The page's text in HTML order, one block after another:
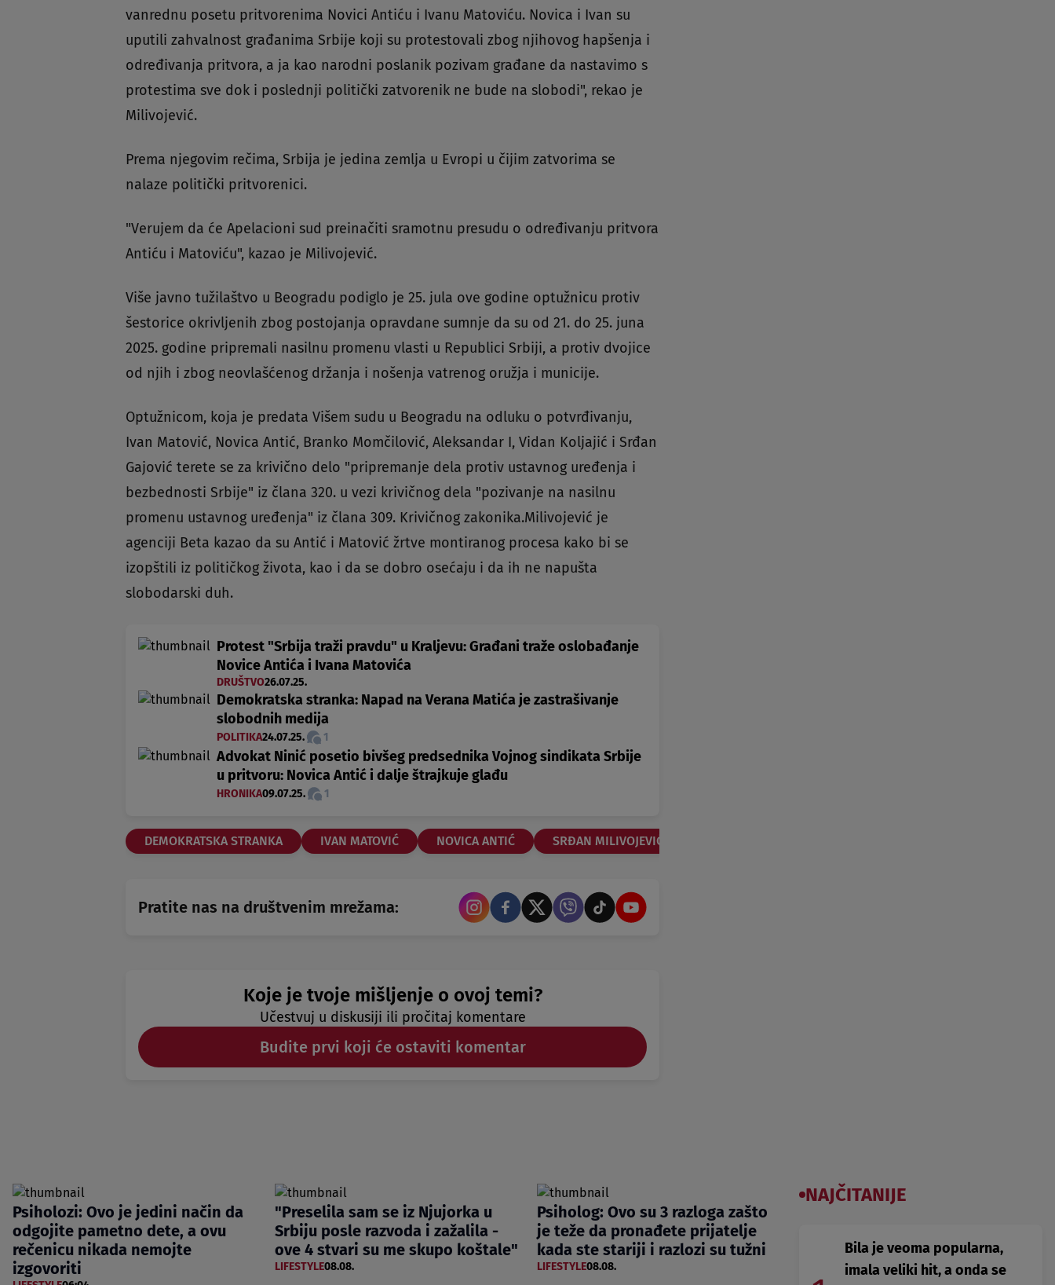
vanrednu posetu pritvorenima Novici Antiću i Ivanu Matoviću. Novica i Ivan su
uputili zahvalnost građanima Srbije koji su protestovali zbog njihovog hapšenja i
određivanja pritvora, a ja kao narodni poslanik pozivam građane da nastavimo s
protestima sve dok i poslednji politički zatvorenik ne bude na slobodi", rekao je
Milivojević.
Prema njegovim rečima, Srbija je jedina zemlja u Evropi u čijim zatvorima se
nalaze politički pritvorenici.
"Verujem da će Apelacioni sud preinačiti sramotnu presudu o određivanju pritvora
Antiću i Matoviću", kazao je Milivojević.
Više javno tužilaštvo u Beogradu podiglo je 25. jula ove godine optužnicu protiv
šestorice okrivljenih zbog postojanja opravdane sumnje da su od 21. do 25. juna
2025. godine pripremali nasilnu promenu vlasti u Republici Srbiji, a protiv dvojice
od njih i zbog neovlašćenog držanja i nošenja vatrenog oružja i municije.
Optužnicom, koja je predata Višem sudu u Beogradu na odluku o potvrđivanju,
Ivan Matović, Novica Antić, Branko Momčilović, Aleksandar I, Vidan Koljajić i Srđan
Gajović terete se za krivično delo "pripremanje dela protiv ustavnog uređenja i
bezbednosti Srbije" iz člana 320. u vezi krivičnog dela "pozivanje na nasilnu
promenu ustavnog uređenja" iz člana 309. Krivičnog zakonika.Milivojević je
agenciji Beta kazao da su Antić i Matović žrtve montiranog procesa kako bi se
izopštili iz političkog života, kao i da se dobro osećaju i da ih ne napušta
slobodarski duh.
Protest "Srbija traži pravdu" u Kraljevu: Građani traže oslobađanje
Novice Antića i Ivana Matovića
DRUŠTVO26.07.25.
Demokratska stranka: Napad na Verana Matića je zastrašivanje
slobodnih medija
POLITIKA24.07.25. 1
Advokat Ninić posetio bivšeg predsednika Vojnog sindikata Srbije
u pritvoru: Novica Antić i dalje štrajkuje glađu
HRONIKA09.07.25. 1
DEMOKRATSKA STRANKA IVAN MATOVIĆ NOVICA ANTIĆ SRĐAN MILIVOJEVIĆ
Pratite nas na društvenim mrežama:
Koje je tvoje mišljenje o ovoj temi?
Učestvuj u diskusiji ili pročitaj komentare
Budite prvi koji će ostaviti komentar
Psiholozi: Ovo je jedini način da
odgojite pametno dete, a ovu
rečenicu nikada nemojte
izgovoriti
"Preselila sam se iz Njujorka u
Srbiju posle razvoda i zažalila -
ove 4 stvari su me skupo koštale"
LIFESTYLE08.08.
Psiholog: Ovo su 3 razloga zašto
je teže da pronađete prijatelje
kada ste stariji i razlozi su tužni
LIFESTYLE08.08.
NAJČITANIJE
Bila je veoma popularna,
imala veliki hit, a onda se